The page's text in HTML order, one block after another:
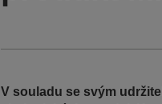
V souladu se svým